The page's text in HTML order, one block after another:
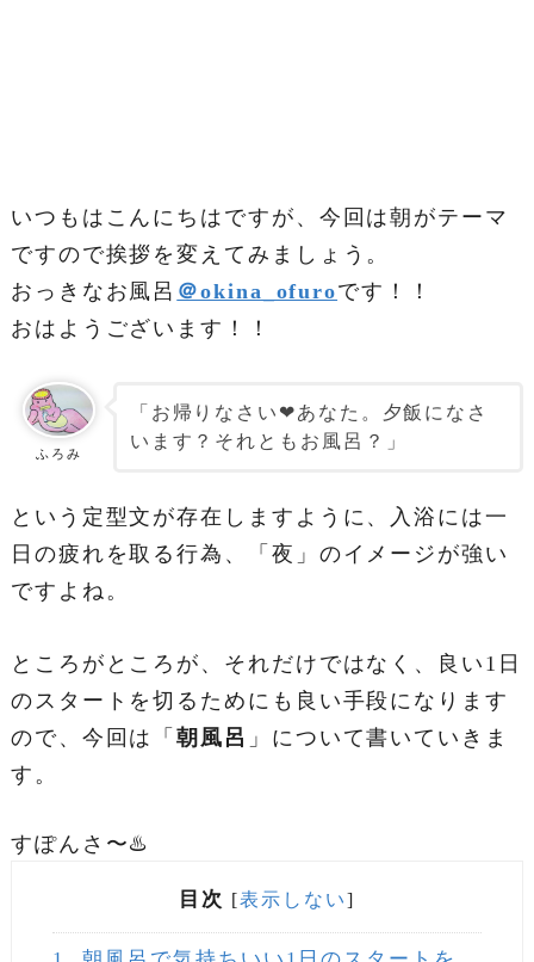
いつもはこんにちはですが、今回は朝がテーマ
ですので挨拶を変えてみましょう。
おっきなお風呂 ＠okina_ofuroです！！
おはようございます！！
ふろみ
「お帰りなさい❤あなた。夕飯になさ
います？それともお風呂？」
という定型文が存在しますように、入浴には一
日の疲れを取る行為、「夜」のイメージが強い
ですよね。
ところがところが、それだけではなく、良い1日
のスタートを切るためにも良い手段になります
ので、今回は「朝風呂 」について書いていきま
す。
すぽんさ〜♨️
目次 [表示しない]